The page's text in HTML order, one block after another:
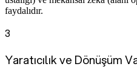
faydalıdır.
3
Yaratıcılık ve Dönüşüm